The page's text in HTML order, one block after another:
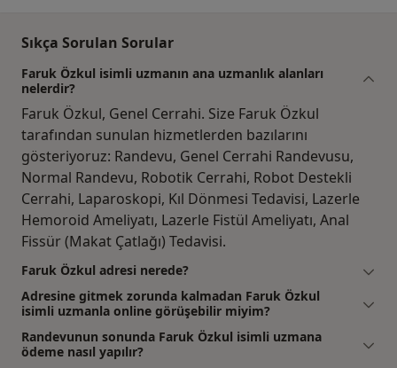
Sıkça Sorulan Sorular
Faruk Özkul isimli uzmanın ana uzmanlık alanları
nelerdir?
Faruk Özkul, Genel Cerrahi. Size Faruk Özkul
tarafından sunulan hizmetlerden bazılarını
gösteriyoruz: Randevu, Genel Cerrahi Randevusu,
Normal Randevu, Robotik Cerrahi, Robot Destekli
Cerrahi, Laparoskopi, Kıl Dönmesi Tedavisi, Lazerle
Hemoroid Ameliyatı, Lazerle Fistül Ameliyatı, Anal
Fissür (Makat Çatlağı) Tedavisi.
Faruk Özkul adresi nerede?
Adresine gitmek zorunda kalmadan Faruk Özkul
isimli uzmanla online görüşebilir miyim?
Randevunun sonunda Faruk Özkul isimli uzmana
ödeme nasıl yapılır?